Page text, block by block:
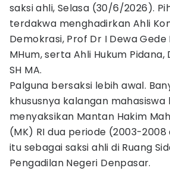
saksi ahli, Selasa (30/6/2026).
terdakwa menghadirkan Ahli
Demokrasi, Prof Dr I Dewa Gede
MHum, serta Ahli Hukum
SH MA.
Palguna bersaksi lebih awal.
khususnya kalangan mahasiswa
menyaksikan Mantan Hakim
(MK) RI dua periode (2003-2008
itu sebagai saksi ahli di Ruang
Pengadilan Negeri Denpasar.